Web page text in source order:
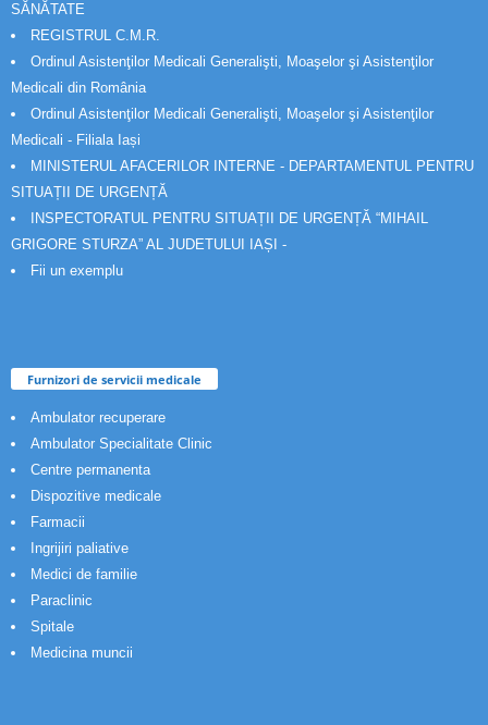
SĂNĂTATE
REGISTRUL C.M.R.
Ordinul Asistenţilor Medicali Generalişti, Moaşelor şi Asistenţilor
Medicali din România
Ordinul Asistenţilor Medicali Generalişti, Moaşelor şi Asistenţilor
Medicali - Filiala Iași
MINISTERUL AFACERILOR INTERNE - DEPARTAMENTUL PENTRU
SITUAȚII DE URGENȚĂ
INSPECTORATUL PENTRU SITUAȚII DE URGENȚĂ “MIHAIL
GRIGORE STURZA” AL JUDETULUI IAȘI -
Fii un exemplu
Furnizori de servicii medicale
Ambulator recuperare
Ambulator Specialitate Clinic
Centre permanenta
Dispozitive medicale
Farmacii
Ingrijiri paliative
Medici de familie
Paraclinic
Spitale
Medicina muncii